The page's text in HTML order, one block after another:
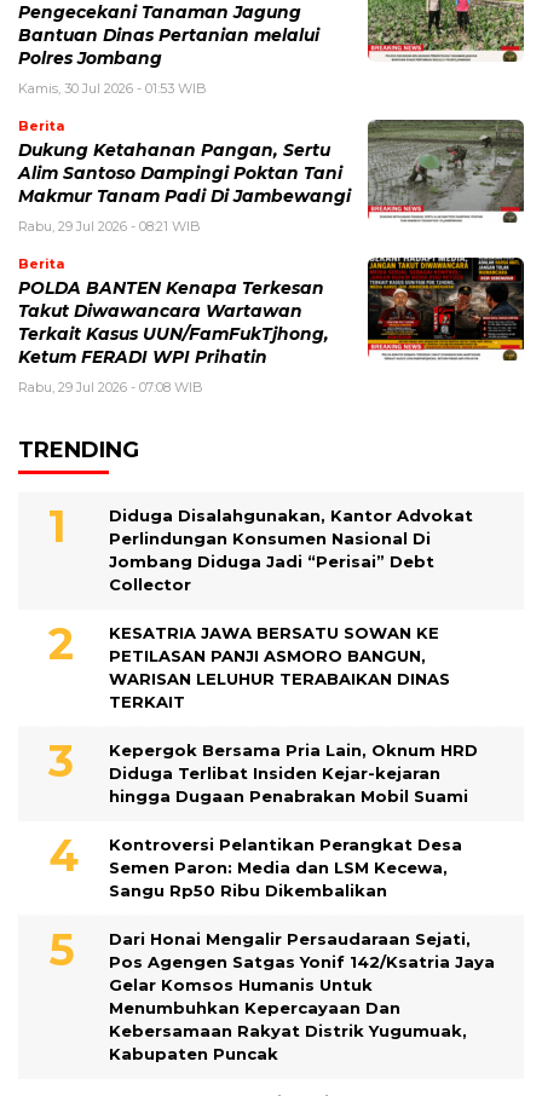
Pengecekani Tanaman Jagung
Bantuan Dinas Pertanian melalui
Polres Jombang
Kamis, 30 Jul 2026 - 01:53 WIB
Berita
Dukung Ketahanan Pangan, Sertu
Alim Santoso Dampingi Poktan Tani
Makmur Tanam Padi Di Jambewangi
Rabu, 29 Jul 2026 - 08:21 WIB
Berita
POLDA BANTEN Kenapa Terkesan
Takut Diwawancara Wartawan
Terkait Kasus UUN/FamFukTjhong,
Ketum FERADI WPI Prihatin
Rabu, 29 Jul 2026 - 07:08 WIB
TRENDING
Diduga Disalahgunakan, Kantor Advokat
Perlindungan Konsumen Nasional Di
Jombang Diduga Jadi “Perisai” Debt
Collector
KESATRIA JAWA BERSATU SOWAN KE
PETILASAN PANJI ASMORO BANGUN,
WARISAN LELUHUR TERABAIKAN DINAS
TERKAIT
Kepergok Bersama Pria Lain, Oknum HRD
Diduga Terlibat Insiden Kejar-kejaran
hingga Dugaan Penabrakan Mobil Suami
Kontroversi Pelantikan Perangkat Desa
Semen Paron: Media dan LSM Kecewa,
Sangu Rp50 Ribu Dikembalikan
Dari Honai Mengalir Persaudaraan Sejati,
Pos Agengen Satgas Yonif 142/Ksatria Jaya
Gelar Komsos Humanis Untuk
Menumbuhkan Kepercayaan Dan
Kebersamaan Rakyat Distrik Yugumuak,
Kabupaten Puncak